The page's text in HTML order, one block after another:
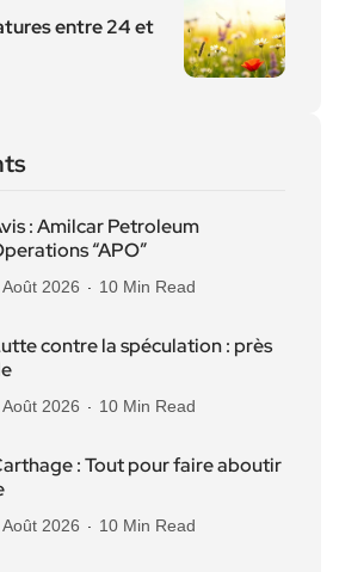
entre 24 et
: Amilcar Petroleum
“APO”
Août 2026 10 Min Read
contre la spéculation : près
Août 2026 10 Min Read
: Tout pour faire aboutir
Août 2026 10 Min Read